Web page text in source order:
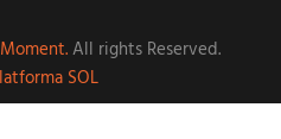
All rights Reserved.
SOL